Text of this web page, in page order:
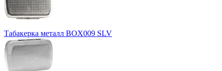
Табакерка металл BOX009 SLV